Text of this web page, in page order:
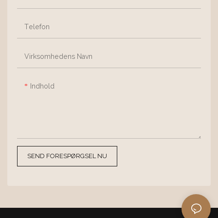
Telefon
Virksomhedens Navn
Indhold
SEND FORESPØRGSEL NU